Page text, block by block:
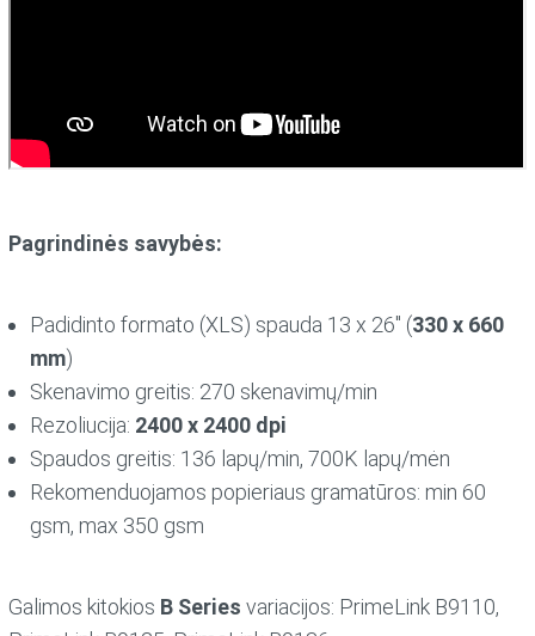
Pagrindinės savybės:
Padidinto formato (XLS) spauda 13 x 26″ (330 x 660
mm)
Skenavimo greitis: 270 skenavimų/min
Rezoliucija: 2400 x 2400 dpi
Spaudos greitis: 136 lapų/min, 700K lapų/mėn
Rekomenduojamos popieriaus gramatūros: min 60
gsm, max 350 gsm
Galimos kitokios B Series variacijos: PrimeLink B9110,